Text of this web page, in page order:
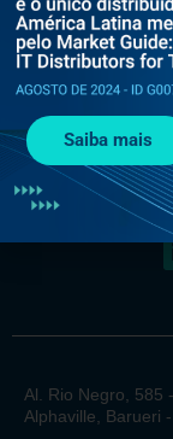
Al. Rio Negro, 585
Alphaville, Barueri
Saiba mais